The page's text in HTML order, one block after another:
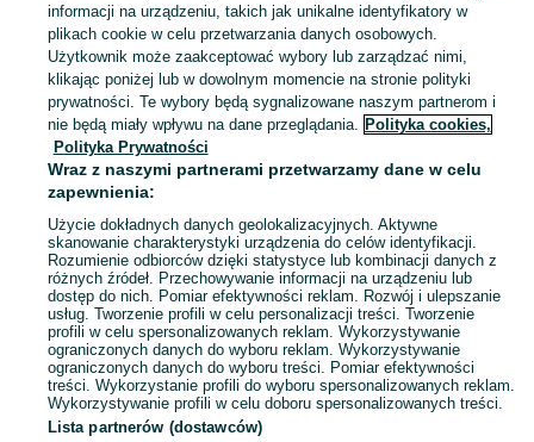
KATEGORIA
Zobacz
Mapa kategorii
Mapa miejscowości
Mapa ministron
Popularne wyszukiwania
informacji na urządzeniu, takich jak unikalne identyfikatory w
plikach cookie w celu przetwarzania danych osobowych.
Użytkownik może zaakceptować wybory lub zarządzać nimi,
klikając poniżej lub w dowolnym momencie na stronie polityki
prywatności. Te wybory będą sygnalizowane naszym partnerom i
nie będą miały wpływu na dane przeglądania. Polityka cookies,
Polityka Prywatności
Wraz z naszymi partnerami przetwarzamy dane w celu
zapewnienia:
Użycie dokładnych danych geolokalizacyjnych. Aktywne
skanowanie charakterystyki urządzenia do celów identyfikacji.
Rozumienie odbiorców dzięki statystyce lub kombinacji danych z
różnych źródeł. Przechowywanie informacji na urządzeniu lub
dostęp do nich. Pomiar efektywności reklam. Rozwój i ulepszanie
usług. Tworzenie profili w celu personalizacji treści. Tworzenie
profili w celu spersonalizowanych reklam. Wykorzystywanie
ograniczonych danych do wyboru reklam. Wykorzystywanie
ograniczonych danych do wyboru treści. Pomiar efektywności
treści. Wykorzystanie profili do wyboru spersonalizowanych reklam.
Wykorzystywanie profili w celu doboru spersonalizowanych treści.
Lista partnerów (dostawców)